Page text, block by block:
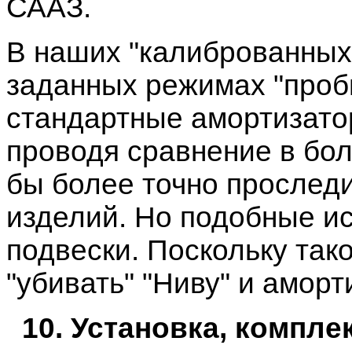
СААЗ.
В наших
заданных режимах
стандартные
проводя сравнение в
бы более точно
изделий. Но подобные
подвески. Поскольку
"убивать" "Ниву" и
10. Установка,